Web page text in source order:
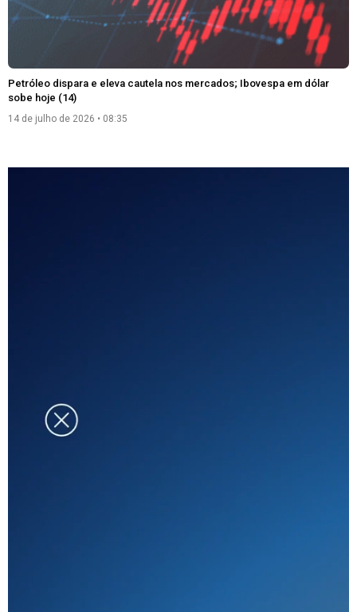
Petróleo dispara e eleva cautela nos mercados; Ibovespa em dólar
sobe hoje (14)
14 de julho de 2026 08:35